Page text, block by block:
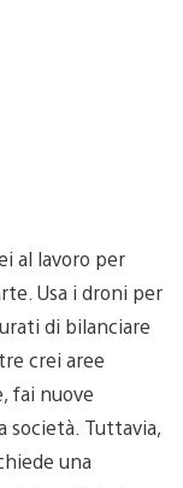
al lavoro per
Usa i droni per
di bilanciare
crei aree
fai nuove
società. Tuttavia,
una